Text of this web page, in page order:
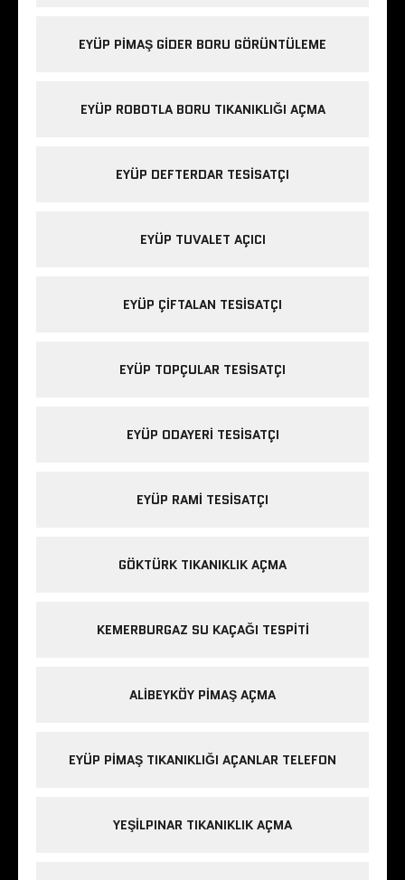
EYÜP PIMAŞ GIDER BORU GÖRÜNTÜLEME
EYÜP ROBOTLA BORU TIKANIKLIĞI AÇMA
EYÜP DEFTERDAR TESISATÇI
EYÜP TUVALET AÇICI
EYÜP ÇIFTALAN TESISATÇI
EYÜP TOPÇULAR TESISATÇI
EYÜP ODAYERI TESISATÇI
EYÜP RAMI TESISATÇI
GÖKTÜRK TIKANIKLIK AÇMA
KEMERBURGAZ SU KAÇAĞI TESPITI
ALIBEYKÖY PIMAŞ AÇMA
EYÜP PIMAŞ TIKANIKLIĞI AÇANLAR TELEFON
YEŞILPINAR TIKANIKLIK AÇMA